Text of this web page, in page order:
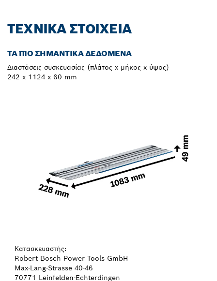
ΤΕΧΝΙΚΆ ΣΤΟΙΧΕΊΑ
ΤΑ ΠΙΟ ΣΗΜΑΝΤΙΚΆ ΔΕΔΟΜΈΝΑ
Διαστάσεις συσκευασίας (πλάτος x μήκος x ύψος)
242 x 1124 x 60 mm
Κατασκευαστής:
Robert Bosch Power Tools GmbH
Max-Lang-Strasse 40-46
70771 Leinfelden-Echterdingen